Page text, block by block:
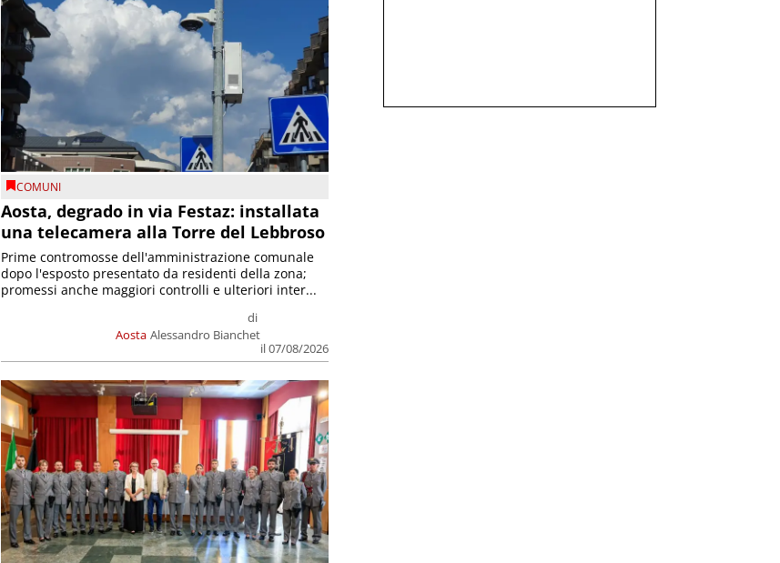
COMUNI
Aosta, degrado in via Festaz: installata
una telecamera alla Torre del Lebbroso
Aosta
di
Alessandro Bianchet
il 07/08/2026
Prime contromosse dell'amministrazione comunale
dopo l'esposto presentato da residenti della zona;
promessi anche maggiori controlli e ulteriori inter...